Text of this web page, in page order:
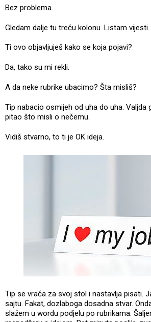
Bez problema.
Gledam dalje tu treću kolonu. Listam vijesti.
Ti ovo objavljuješ kako se koja pojavi?
Da, tako su mi rekli.
A da neke rubrike ubacimo? Šta misliš?
Tip nabacio osmijeh od uha do uha. Valjda
pitao što misli o nečemu.
Vidiš stvarno, to ti je OK ideja.
Tip se vraća za svoj stol i nastavlja pisati.
sajtu. Fakat, dozlaboga dosadna stvar.
slažem u wordu podjelu po rubrikama.